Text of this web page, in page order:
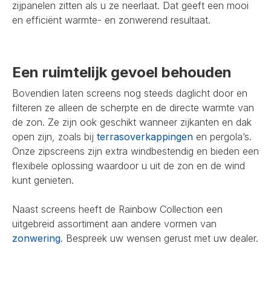
zijpanelen zitten als u ze neerlaat. Dat geeft een mooi
en efficiënt warmte- en zonwerend resultaat.
Een ruimtelijk gevoel behouden
Bovendien laten screens nog steeds daglicht door en
filteren ze alleen de scherpte en de directe warmte van
de zon. Ze zijn ook geschikt wanneer zijkanten en dak
open zijn, zoals bij terrasoverkappingen en pergola’s.
Onze zipscreens zijn extra windbestendig en bieden een
flexibele oplossing waardoor u uit de zon en de wind
kunt genieten.
Naast screens heeft de Rainbow Collection een
uitgebreid assortiment aan andere vormen van
zonwering. Bespreek uw wensen gerust met uw dealer.